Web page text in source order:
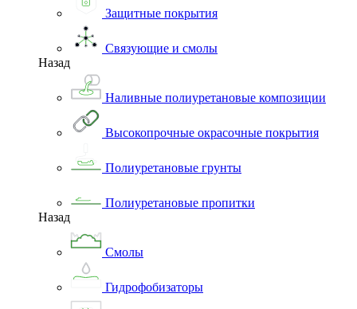
Защитные покрытия
Связующие и смолы
Назад
Наливные полиуретановые композиции
Высокопрочные окрасочные покрытия
Полиуретановые грунты
Полиуретановые пропитки
Назад
Смолы
Гидрофобизаторы